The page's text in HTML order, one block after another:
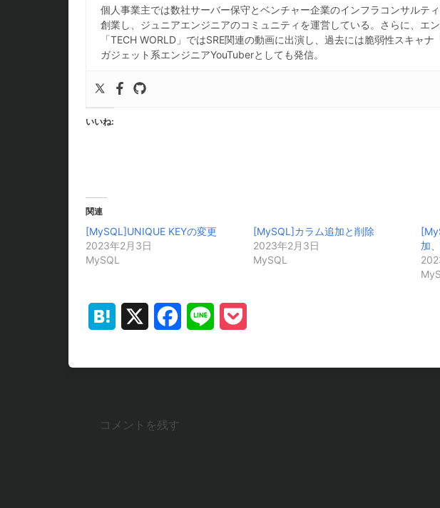
個人事業主では数社サーバー保守とベンチャー企業のインフラコンサルテ
創業し、ジュニアエンジニアのコミュニティを運営している。さらに、エ
「TECH WORLD」ではSRE関連の動画に出演し、過去には脆弱性スキャナ
ガジェット系エンジニアYouTuberとしても発信。
いいね:
関連
[MySQL]UNIQUE KEYの変更
2023年2月3日
MySQL
[MySQL]カラム追加と削除
2023年2月3日
MySQL
加
Hatena Facebook
Line
コメントを残す